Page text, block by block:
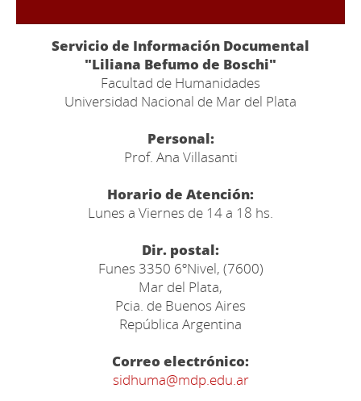
Servicio de Información Documental
"Liliana Befumo de Boschi"
Facultad de Humanidades
Universidad Nacional de Mar del Plata
Personal:
Prof. Ana Villasanti
Horario de Atención:
Lunes a Viernes de 14 a 18 hs.
Dir. postal:
Funes 3350 6ºNivel, (7600)
Mar del Plata,
Pcia. de Buenos Aires
República Argentina
Correo electrónico:
sidhuma@mdp.edu.ar